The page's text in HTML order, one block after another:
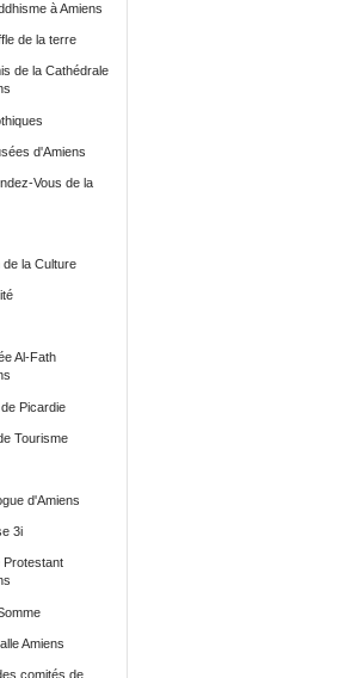
à Amiens
de la terre
de la Cathédrale
d'Amiens
Vous de la
de la Culture
Al-Fath
Picardie
Tourisme
d'Amiens
3i
Protestant
Amiens
comités de